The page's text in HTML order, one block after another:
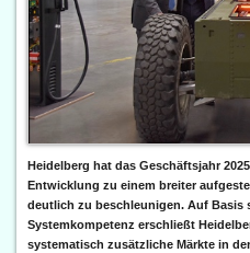
Heidelberg hat das Geschäftsjahr
Entwicklung zu einem breiter
deutlich zu beschleunigen. Auf Basis
Systemkompetenz erschließt
systematisch zusätzliche Märkte in